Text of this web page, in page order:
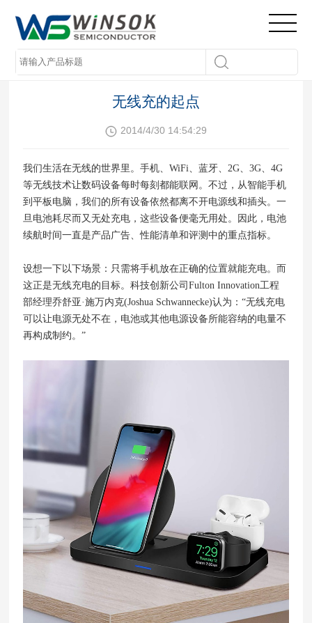
无线充的起点
2014/4/30 14:54:29
我们生活在无线的世界里。手机、WiFi、蓝牙、2G、3G、4G
等无线技术让数码设备每时每刻都能联网。不过，从智能手机
到平板电脑，我们的所有设备依然都离不开电源线和插头。一
旦电池耗尽而又无处充电，这些设备便毫无用处。因此，电池
续航时间一直是产品广告、性能清单和评测中的重点指标。
设想一下以下场景：只需将手机放在正确的位置就能充电。而
这正是无线充电的目标。科技创新公司Fulton Innovation工程
部经理乔舒亚·施万内克(Joshua Schwannecke)认为：“无线充电
可以让电源无处不在，电池或其他电源设备所能容纳的电量不
再构成制约。”